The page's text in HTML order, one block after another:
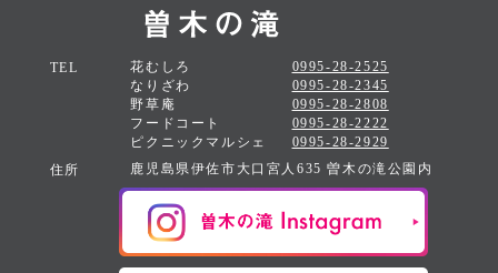
TEL 花むしろ
0995-28-2525
なりざわ
0995-28-2345
野草庵
0995-28-2808
フードコート
0995-28-2222
ピクニックマルシェ
0995-28-2929
住所
鹿児島県伊佐市大口宮人635 曽木の滝公園内